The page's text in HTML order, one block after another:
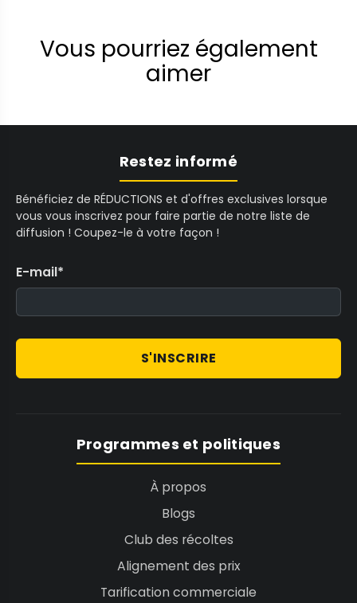
Vous pourriez également
aimer
Restez informé
Bénéficiez de RÉDUCTIONS et d'offres exclusives lorsque
vous vous inscrivez pour faire partie de notre liste de
diffusion ! Coupez-le à votre façon !
E-mail*
S'INSCRIRE
Programmes et politiques
À propos
Blogs
Club des récoltes
Alignement des prix
Tarification commerciale